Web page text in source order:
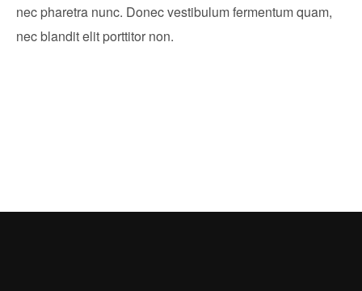
nec pharetra nunc. Donec vestibulum fermentum quam,
nec blandit elit porttitor non.